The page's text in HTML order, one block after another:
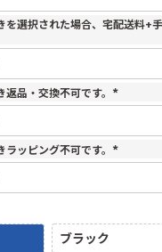
)
選択された場合、宅配送料+
品・交換不可です。
(
)
ッピング不可です。
(
)
ブラック